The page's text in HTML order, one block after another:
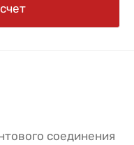
соединения